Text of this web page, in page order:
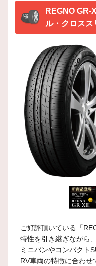
REGNO
ル・クロスス
ご好評頂いている「
特性を引き継ぎながら、
ミニバンやコンパクト
RV車両の特徴に合わせ